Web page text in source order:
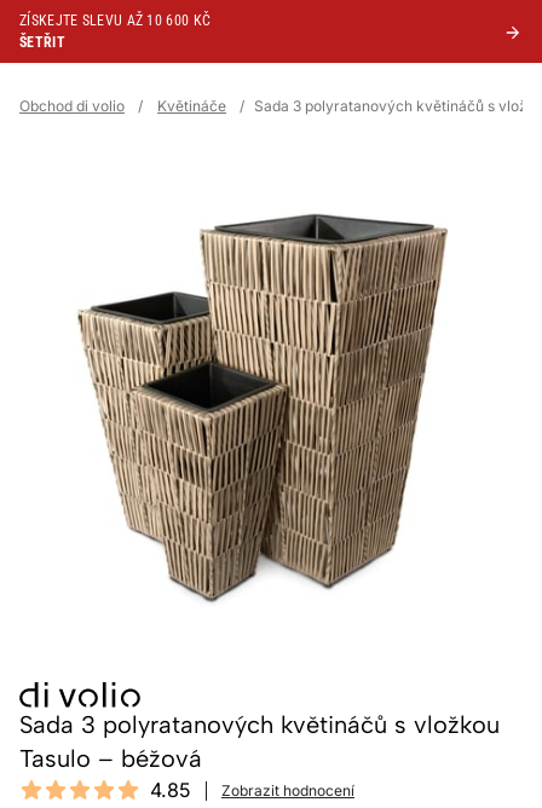
ZÍSKEJTE SLEVU AŽ 10 600 KČ
ŠETŘIT
Obchod di volio / Květináče / Sada 3 polyratanových květináčů s
Sada 3 polyratanových květináčů s vložkou
Tasulo – béžová
Reviews
4.85 out of 5 stars 4.85
Zobrazit hodnocení